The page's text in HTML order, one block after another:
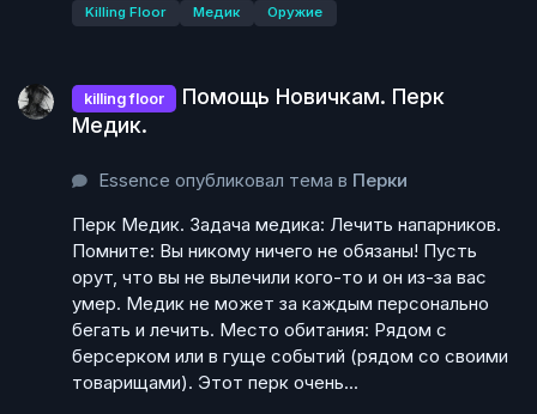
Killing Floor Медик Оружие
killing floor
Помощь Новичкам. Перк
Медик.
Essence опубликовал тема в Перки
Перк Медик. Задача медика: Лечить напарников.
Помните: Вы никому ничего не обязаны! Пусть
орут, что вы не вылечили кого-то и он из-за вас
умер. Медик не может за каждым персонально
бегать и лечить. Место обитания: Рядом с
берсерком или в гуще событий (рядом со своими
товарищами). Этот перк очень...